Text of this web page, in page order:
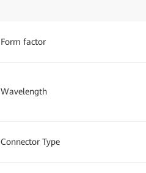
Form factor
Wavelength
Connector Type